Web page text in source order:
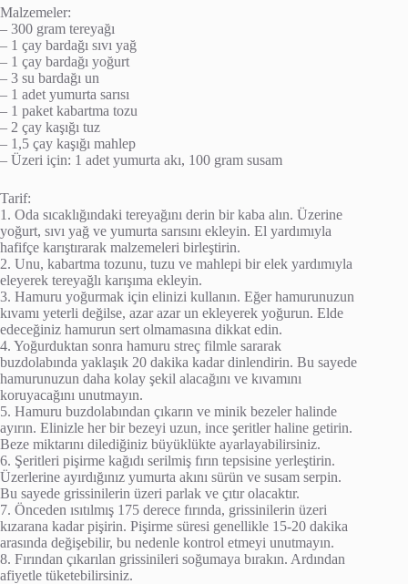
Malzemeler:
– 300 gram tereyağı
– 1 çay bardağı sıvı yağ
– 1 çay bardağı yoğurt
– 3 su bardağı un
– 1 adet yumurta sarısı
– 1 paket kabartma tozu
– 2 çay kaşığı tuz
– 1,5 çay kaşığı mahlep
– Üzeri için: 1 adet yumurta akı, 100 gram susam
Tarif:
1. Oda sıcaklığındaki tereyağını derin bir kaba alın. Üzerine
yoğurt, sıvı yağ ve yumurta sarısını ekleyin. El yardımıyla
hafifçe karıştırarak malzemeleri birleştirin.
2. Unu, kabartma tozunu, tuzu ve mahlepi bir elek yardımıyla
eleyerek tereyağlı karışıma ekleyin.
3. Hamuru yoğurmak için elinizi kullanın. Eğer hamurunuzun
kıvamı yeterli değilse, azar azar un ekleyerek yoğurun. Elde
edeceğiniz hamurun sert olmamasına dikkat edin.
4. Yoğurduktan sonra hamuru streç filmle sararak
buzdolabında yaklaşık 20 dakika kadar dinlendirin. Bu sayede
hamurunuzun daha kolay şekil alacağını ve kıvamını
koruyacağını unutmayın.
5. Hamuru buzdolabından çıkarın ve minik bezeler halinde
ayırın. Elinizle her bir bezeyi uzun, ince şeritler haline getirin.
Beze miktarını dilediğiniz büyüklükte ayarlayabilirsiniz.
6. Şeritleri pişirme kağıdı serilmiş fırın tepsisine yerleştirin.
Üzerlerine ayırdığınız yumurta akını sürün ve susam serpin.
Bu sayede grissinilerin üzeri parlak ve çıtır olacaktır.
7. Önceden ısıtılmış 175 derece fırında, grissinilerin üzeri
kızarana kadar pişirin. Pişirme süresi genellikle 15-20 dakika
arasında değişebilir, bu nedenle kontrol etmeyi unutmayın.
8. Fırından çıkarılan grissinileri soğumaya bırakın. Ardından
afiyetle tüketebilirsiniz.